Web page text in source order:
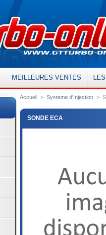
MEILLEURES VENTES
Accueil > Systeme d'Injection >
SONDE ECA